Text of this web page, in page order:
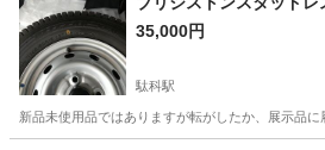
35,000円
駄科駅
新品未使用品ではありますが転がしたか、展示品